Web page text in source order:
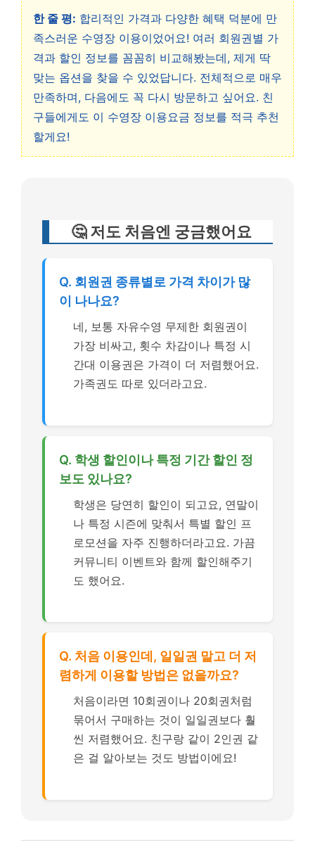
한 줄 평: 합리적인 가격과 다양한 혜택 덕분에 만
족스러운 수영장 이용이었어요! 여러 회원권별 가
격과 할인 정보를 꼼꼼히 비교해봤는데, 제게 딱
맞는 옵션을 찾을 수 있었답니다. 전체적으로 매우
만족하며, 다음에도 꼭 다시 방문하고 싶어요. 친
구들에게도 이 수영장 이용요금 정보를 적극 추천
할게요!
🤔 저도 처음엔 궁금했어요
Q. 회원권 종류별로 가격 차이가 많
이 나나요?
네, 보통 자유수영 무제한 회원권이
가장 비싸고, 횟수 차감이나 특정 시
간대 이용권은 가격이 더 저렴했어요.
가족권도 따로 있더라고요.
Q. 학생 할인이나 특정 기간 할인 정
보도 있나요?
학생은 당연히 할인이 되고요, 연말이
나 특정 시즌에 맞춰서 특별 할인 프
로모션을 자주 진행하더라고요. 가끔
커뮤니티 이벤트와 함께 할인해주기
도 했어요.
Q. 처음 이용인데, 일일권 말고 더 저
렴하게 이용할 방법은 없을까요?
처음이라면 10회권이나 20회권처럼
묶어서 구매하는 것이 일일권보다 훨
씬 저렴했어요. 친구랑 같이 2인권 같
은 걸 알아보는 것도 방법이에요!